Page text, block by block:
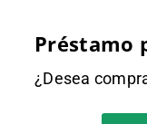
Préstamo
¿Desea